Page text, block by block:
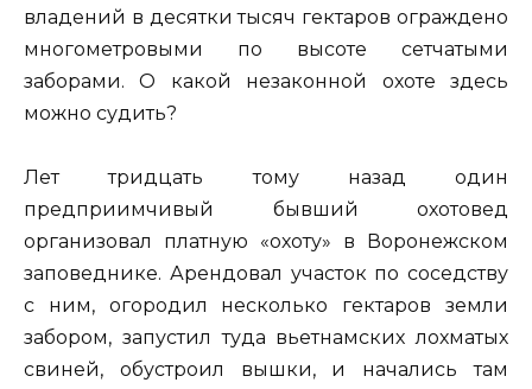
владений в десятки тысяч гектаров ограждено
многометровыми по высоте сетчатыми
заборами. О какой незаконной охоте здесь
можно судить?
Лет тридцать тому назад один
предприимчивый бывший охотовед
организовал платную «охоту» в Воронежском
заповеднике. Арендовал участок по соседству
с ним, огородил несколько гектаров земли
забором, запустил туда вьетнамских лохматых
свиней, обустроил вышки, и начались там